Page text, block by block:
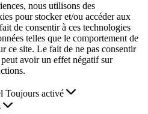
nous utilisons des
pour stocker et/ou accéder aux
de consentir à ces technologies
telles que le comportement de
ce site. Le fait de ne pas consentir
avoir un effet négatif sur
Toujours activé